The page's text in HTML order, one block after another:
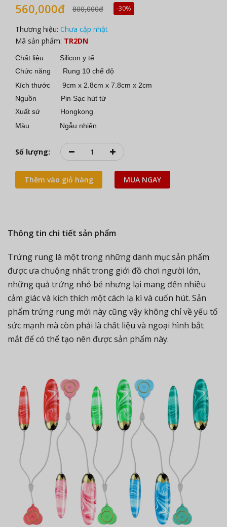
560,000đ 800,000đ -30%
Thương hiệu: Chưa cập nhật
Mã sản phẩm: TR2DN
Chất liệu Silicon y tế
Chức năng Rung 10 chế độ
Kích thước 9cm x 2.8cm x 7.8cm x 2cm
Nguồn Pin Sạc hút từ
Xuất sứ Hongkong
Màu Ngẫu nhiên
Số lượng:
Thêm vào giỏ hàng MUA NGAY
Thông tin chi tiết sản phẩm
Trứng rung là một trong những danh mục sản phẩm
được ưa chuộng nhất trong giới đồ chơi người lớn,
những quả trứng nhỏ bé nhưng lại mang đến nhiều
cảm giác và kích thích một cách lạ kì và cuốn hút. Sản
phẩm trứng rung mới này cũng vậy không chỉ về yếu tố
sức mạnh mà còn phải là chất liệu và ngoại hình bắt
mắt để có thể tạo nên được sản phẩm này.